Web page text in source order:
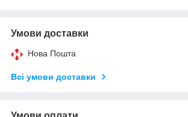
Умови доставки
Нова Пошта
Всі умови доставки